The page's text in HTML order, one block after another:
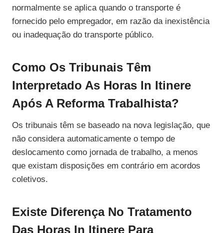
normalmente se aplica quando o transporte é
fornecido pelo empregador, em razão da inexistência
ou inadequação do transporte público.
Como Os Tribunais Têm
Interpretado As Horas In Itinere
Após A Reforma Trabalhista?
Os tribunais têm se baseado na nova legislação, que
não considera automaticamente o tempo de
deslocamento como jornada de trabalho, a menos
que existam disposições em contrário em acordos
coletivos.
Existe Diferença No Tratamento
Das Horas In Itinere Para